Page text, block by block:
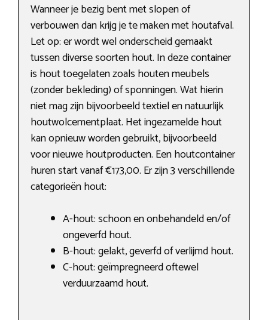
Wanneer je bezig bent met slopen of
verbouwen dan krijg je te maken met houtafval.
Let op: er wordt wel onderscheid gemaakt
tussen diverse soorten hout. In deze container
is hout toegelaten zoals houten meubels
(zonder bekleding) of sponningen. Wat hierin
niet mag zijn bijvoorbeeld textiel en natuurlijk
houtwolcementplaat. Het ingezamelde hout
kan opnieuw worden gebruikt, bijvoorbeeld
voor nieuwe houtproducten. Een houtcontainer
huren start vanaf €173,00. Er zijn 3 verschillende
categorieën hout:
A-hout: schoon en onbehandeld en/of
ongeverfd hout.
B-hout: gelakt, geverfd of verlijmd hout.
C-hout: geïmpregneerd oftewel
verduurzaamd hout.